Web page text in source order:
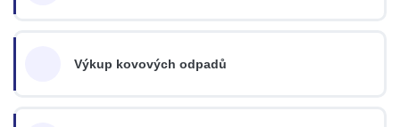
Výkup kovových odpadů